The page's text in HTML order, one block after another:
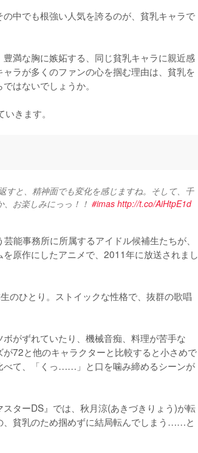
中でも根強い人気を誇るのが、貧乳キャラで
満な胸に嫉妬する、同じ貧乳キャラに親近感
ラが多くのファンの心を掴む理由は、貧乳を
はないでしょうか。
きます。
すと、精神面でも変化を感じますね。そして、千
お楽しみにっっ！！ #imas http://t.co/AiHtpE1d
能事務所に所属するアイドル候補生たちが、
原作にしたアニメで、2011年に放送されまし
のひとり。ストイックな性格で、抜群の歌唱
がずれていたり、機械音痴、料理が苦手な
72と他のキャラクターと比較すると小さめで
べて、「くっ……」と口を噛み締めるシーンが
ターDS』では、秋月涼(あきづきりょう)が転
、貧乳のため掴めずに結局転んでしまう……と